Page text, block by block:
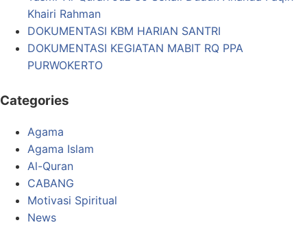
Khairi Rahman
DOKUMENTASI KBM HARIAN SANTRI
DOKUMENTASI KEGIATAN MABIT RQ PPA
PURWOKERTO
Categories
Agama
Agama Islam
Al-Quran
CABANG
Motivasi Spiritual
News